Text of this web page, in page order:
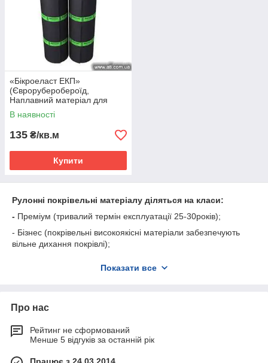
«Бікроеласт ЕКП»
(Євроруберобероїд,
Наплавний матеріал для
покрівлі, Техноніколь,
Ніколаєв)
В наявності
135 ₴/кв.м
Купити
Рулонні покрівельні матеріалу діляться на класи:
- Преміум (тривалий термін експлуатації 25-30років);
- Бізнес (покрівельні високоякісні матеріали забезпечують
вільне дихання покрівлі);
покриття широкою кольоровою гамою, тим самим
перетворивши покрівельний матеріал інструмент
дизайну.Висока вогнестійкість
дозволяє використовувати його на об'єктах з підвищеними
Показати все
Про нас
Рейтинг не сформований
Менше 5 відгуків за останній рік